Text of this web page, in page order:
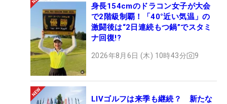
身長154cmのドラコン女子が大会
で2階級制覇！「40°近い気温」の
激闘後は“2日連続もつ鍋”でスタミ
ナ回復!?
2026年8月6日 (木) 10時43分 9
LIVゴルフは来季も継続？ 新たな